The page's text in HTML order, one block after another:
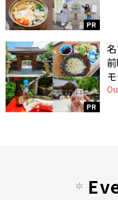
PR
PR